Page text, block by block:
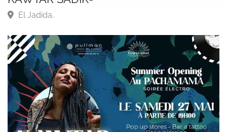
KAWTAR SADIK-